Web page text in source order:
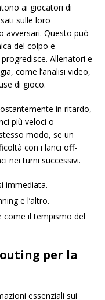
ai giocatori di
sulle loro
avversari. Questo può
del colpo e
Allenatori e
come l’analisi video,
di gioco.
in ritardo,
più veloci o
modo, se un
con i lanci off-
nei turni successivi.
immediata.
e l’altro.
come il tempismo del
per la
essenziali sui